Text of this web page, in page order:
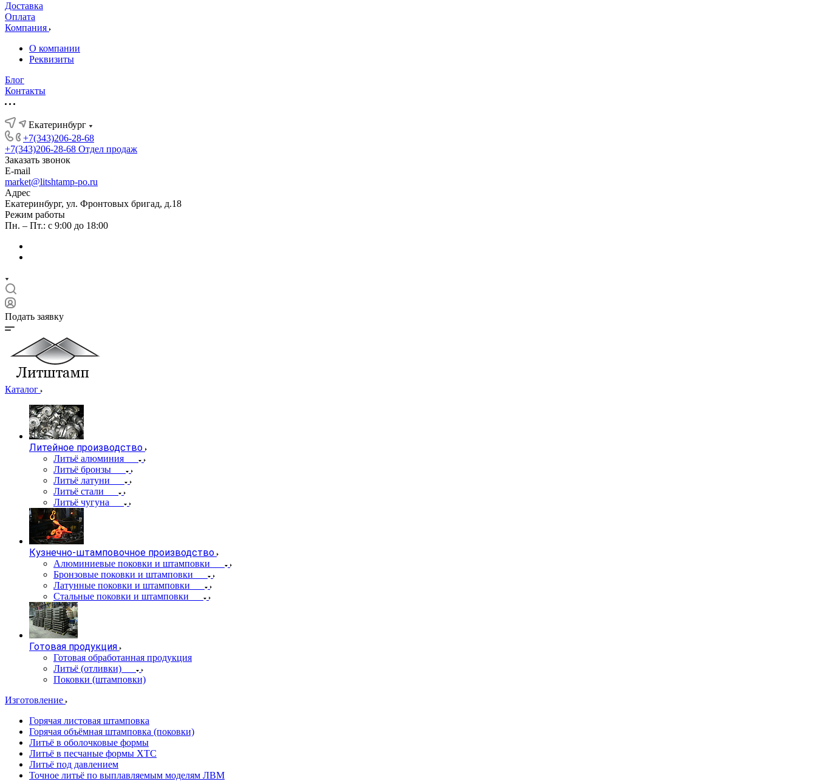
Доставка
Оплата
Компания
О компании
Реквизиты
Блог
Контакты
Екатеринбург
+7(343)206-28-68
+7(343)206-28-68 Отдел продаж
Заказать звонок
E-mail
market@litshtamp-po.ru
Адрес
Екатеринбург, ул. Фронтовых бригад, д.18
Режим работы
Пн. – Пт.: с 9:00 до 18:00
Подать заявку
Каталог
Литейное производство
Литьё алюминия
Литьё бронзы
Литьё латуни
Литьё стали
Литьё чугуна
Кузнечно-штамповочное производство
Алюминиевые поковки и штамповки
Бронзовые поковки и штамповки
Латунные поковки и штамповки
Стальные поковки и штамповки
Готовая продукция
Готовая обработанная продукция
Литьё (отливки)
Поковки (штамповки)
Изготовление
Горячая листовая штамповка
Горячая объёмная штамповка (поковки)
Литьё в оболочковые формы
Литьё в песчаные формы ХТС
Литьё под давлением
Точное литьё по выплавляемым моделям ЛВМ